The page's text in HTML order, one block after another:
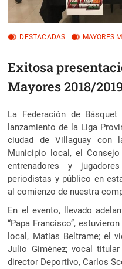
DESTACADAS MAYORES
Exitosa
Mayores 2018/
La Federación de
lanzamiento de la Liga
ciudad de Villaguay con
Municipio local, el
entrenadores y
periodistas y público en
al comienzo de nuestra
En el evento, llevado
“Papa Francisco”,
local, Matías Beltrame; el
Julio Giménez; vocal
director Deportivo, Carlos